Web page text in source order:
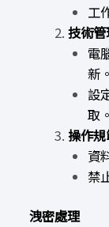
工
技術
電
新。
設
取。
操作
資
禁
洩密處理